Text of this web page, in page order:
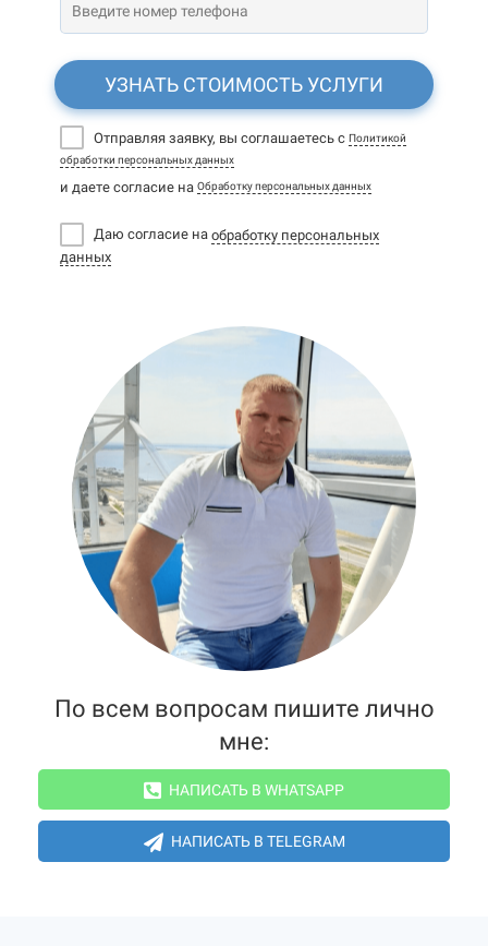
УЗНАТЬ СТОИМОСТЬ УСЛУГИ
Отправляя заявку, вы соглашаетесь с Политикой
обработки персональных данных
и даете согласие на Обработку персональных данных
Даю согласие на обработку персональных
данных
По всем вопросам пишите лично
мне:
НАПИСАТЬ В WHATSAPP
НАПИСАТЬ В TELEGRAM